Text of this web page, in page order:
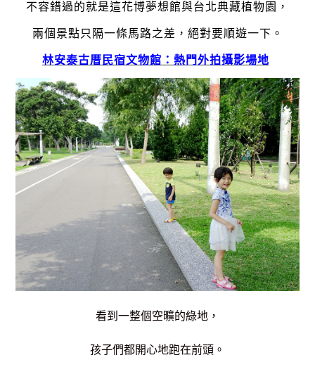
不容錯過的就是這花博夢想館與台北典藏植物園 ，
兩個景點只隔一條馬路之差，絕對要順遊一下。
林安泰古厝民宿文物館：熱門外拍攝影場地
看到一整個空曠的綠地，
孩子們都開心地跑在前頭。